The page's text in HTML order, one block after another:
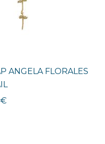
ANGELA FLORALES
€